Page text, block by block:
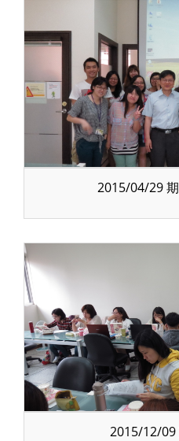
2015/04/29
2015/12/09